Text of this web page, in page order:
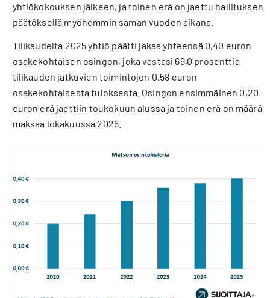
yhtiökokouksen jälkeen, ja toinen erä on jaettu hallituksen
päätöksellä myöhemmin saman vuoden aikana.
Tilikaudelta 2025 yhtiö päätti jakaa yhteensä 0,40 euron
osakekohtaisen osingon, joka vastasi 69,0 prosenttia
tilikauden jatkuvien toimintojen 0,58 euron
osakekohtaisesta tuloksesta. Osingon ensimmäinen 0,20
euron erä jaettiin toukokuun alussa ja toinen erä on määrä
maksaa lokakuussa 2026.